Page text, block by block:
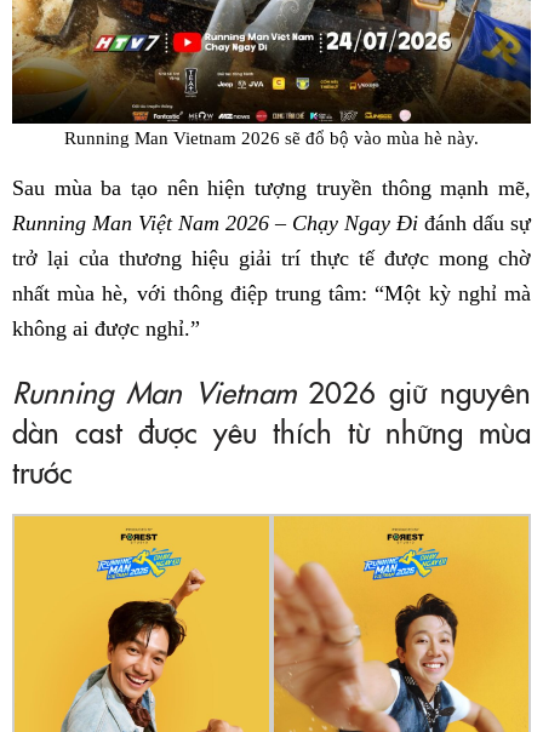
Running Man Vietnam 2026 sẽ đổ bộ vào mùa hè này.
Sau mùa ba tạo nên hiện tượng truyền thông mạnh mẽ,
Running Man Việt Nam 2026 – Chạy Ngay Đi đánh dấu sự
trở lại của thương hiệu giải trí thực tế được mong chờ
nhất mùa hè, với thông điệp trung tâm: “Một kỳ nghỉ mà
không ai được nghỉ.”
Running Man Vietnam2026 giữ nguyên
dàn cast được yêu thích từ những mùa
trước